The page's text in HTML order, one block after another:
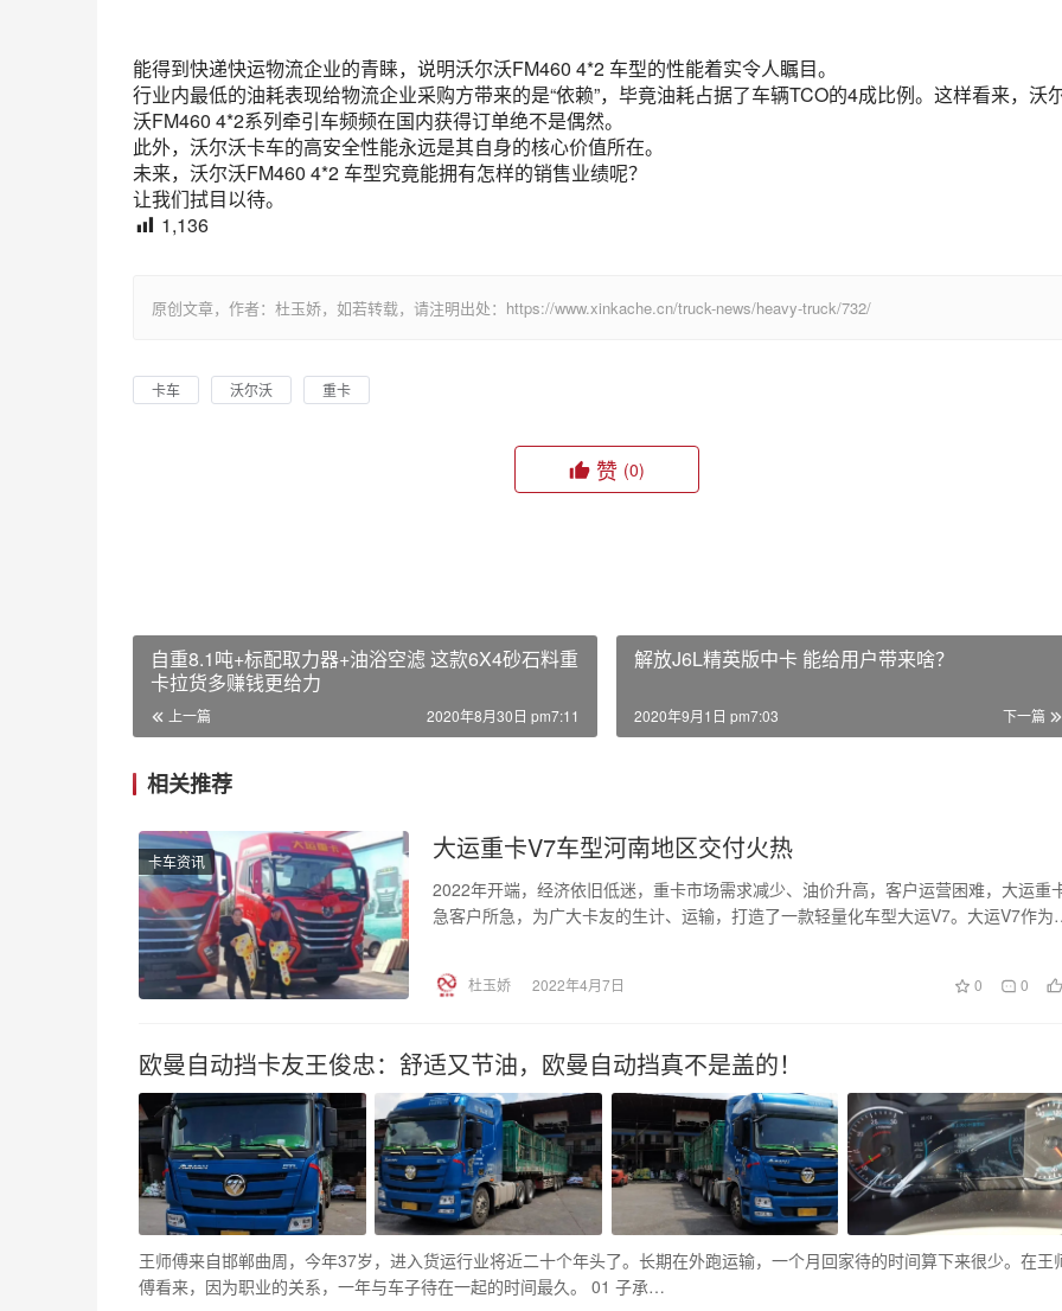
能得到快递快运物流企业的青睐，说明沃尔沃FM460 4*2 车型的性能着实令人瞩目。
行业内最低的油耗表现给物流企业采购方带来的是“依赖”，毕竟油耗占据了车辆TCO的4成比例。这样看来，沃
沃FM460 4*2系列牵引车频频在国内获得订单绝不是偶然。
此外，沃尔沃卡车的高安全性能永远是其自身的核心价值所在。
未来，沃尔沃FM460 4*2 车型究竟能拥有怎样的销售业绩呢？
让我们拭目以待。
1,136
原创文章，作者：杜玉娇，如若转载，请注明出处：https://www.xinkache.cn/truck-news/heavy-truck/732/
卡车 沃尔沃 重卡
赞 (0)
自重8.1吨+标配取力器+油浴空滤 这款6X4砂石料重
卡拉货多赚钱更给力
上一篇 2020年8月30日 pm7:11
解放J6L精英版中卡 能给用户带来啥？
下一篇
2020年9月1日 pm7:03
相关推荐
卡车资讯 大运重卡V7车型河南地区交付火热
2022年开端，经济依旧低迷，重卡市场需求减少、油价升高，客户运营困难，大运重
急客户所急，为广大卡友的生计、运输，打造了一款轻量化车型大运V7。大运V7作为
杜玉娇 2022年4月7日 0 0
欧曼自动挡卡友王俊忠：舒适又节油，欧曼自动挡真不是盖的！
王师傅来自邯郸曲周，今年37岁，进入货运行业将近二十个年头了。长期在外跑运输，一个月回家待的时间算下来很少。在王
傅看来，因为职业的关系，一年与车子待在一起的时间最久。 01 子承…